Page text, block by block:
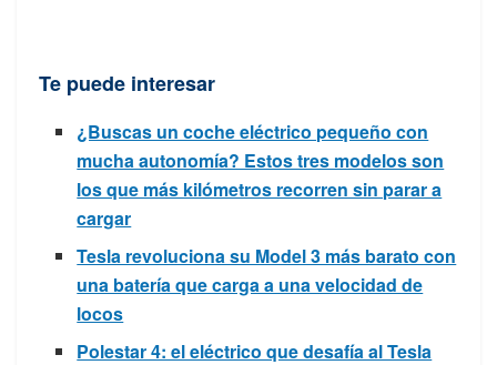
Te puede interesar
¿Buscas un coche eléctrico pequeño con
mucha autonomía? Estos tres modelos son
los que más kilómetros recorren sin parar a
cargar
Tesla revoluciona su Model 3 más barato con
una batería que carga a una velocidad de
locos
Polestar 4: el eléctrico que desafía al Tesla